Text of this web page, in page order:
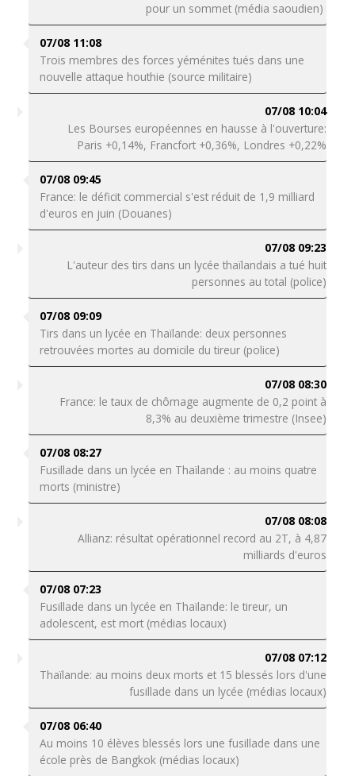
pour un sommet (média saoudien)
07/08 11:08
Trois membres des forces yéménites tués dans une
nouvelle attaque houthie (source militaire)
07/08 10:04
Les Bourses européennes en hausse à l'ouverture:
Paris +0,14%, Francfort +0,36%, Londres +0,22%
07/08 09:45
France: le déficit commercial s'est réduit de 1,9 milliard
d'euros en juin (Douanes)
07/08 09:23
L'auteur des tirs dans un lycée thaïlandais a tué huit
personnes au total (police)
07/08 09:09
Tirs dans un lycée en Thaïlande: deux personnes
retrouvées mortes au domicile du tireur (police)
07/08 08:30
France: le taux de chômage augmente de 0,2 point à
8,3% au deuxième trimestre (Insee)
07/08 08:27
Fusillade dans un lycée en Thaïlande : au moins quatre
morts (ministre)
07/08 08:08
Allianz: résultat opérationnel record au 2T, à 4,87
milliards d'euros
07/08 07:23
Fusillade dans un lycée en Thaïlande: le tireur, un
adolescent, est mort (médias locaux)
07/08 07:12
Thaïlande: au moins deux morts et 15 blessés lors d'une
fusillade dans un lycée (médias locaux)
07/08 06:40
Au moins 10 élèves blessés lors une fusillade dans une
école près de Bangkok (médias locaux)